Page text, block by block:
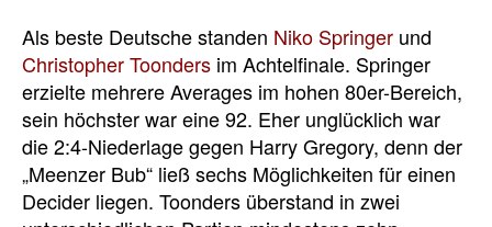
Als beste Deutsche standen Niko Springer und
Christopher Toonders im Achtelfinale. Springer
erzielte mehrere Averages im hohen 80er-Bereich,
sein höchster war eine 92. Eher unglücklich war
die 2:4-Niederlage gegen Harry Gregory, denn der
„Meenzer Bub“ ließ sechs Möglichkeiten für einen
Decider liegen. Toonders überstand in zwei